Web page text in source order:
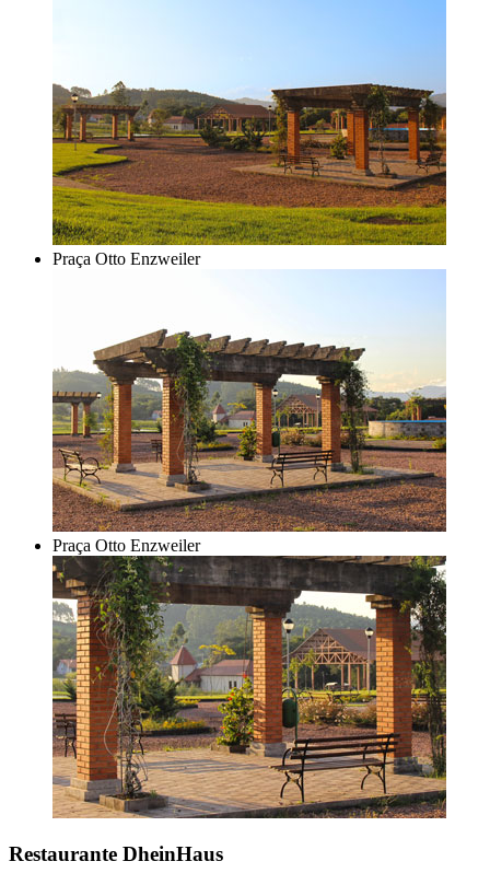
Praça Otto Enzweiler
Praça Otto Enzweiler
Restaurante DheinHaus